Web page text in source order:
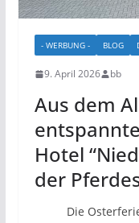
- WERBUNG - BLOG
9. April 2026 bb
Aus dem
Hotel
der
Die